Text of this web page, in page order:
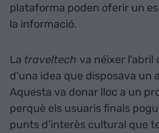
plataforma poden oferir un
la informació.
La traveltech va néixer
d’una idea que disposava un
Aquesta va donar lloc a un
perquè els usuaris finals
punts d’interès cultural que